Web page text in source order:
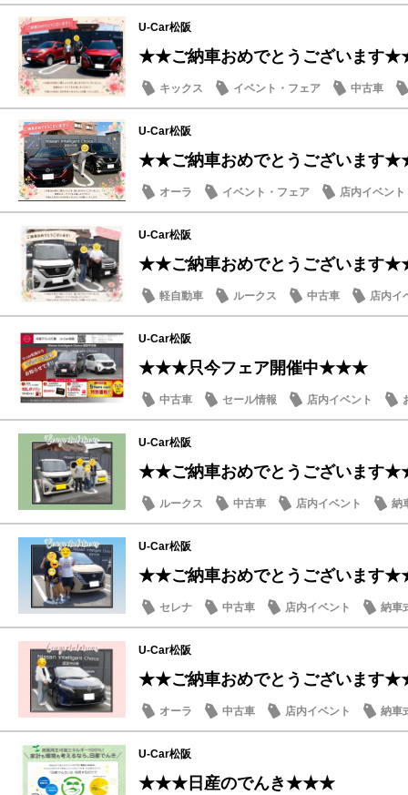
U-Car松阪
★★ご納車おめでとうございます
キックス イベント・フェア 中古車
U-Car松阪
★★ご納車おめでとうございます
オーラ イベント・フェア 店内イベント
U-Car松阪
★★ご納車おめでとうございます
軽自動車 ルークス 中古車 店内イ
U-Car松阪
★★★只今フェア開催中★★★
中古車 セール情報 店内イベント
U-Car松阪
★★ご納車おめでとうございます
ルークス 中古車 店内イベント 納
U-Car松阪
★★ご納車おめでとうございます
セレナ 中古車 店内イベント 納車
U-Car松阪
★★ご納車おめでとうございます
オーラ 中古車 店内イベント 納車
U-Car松阪
★★★日産のでんき★★★